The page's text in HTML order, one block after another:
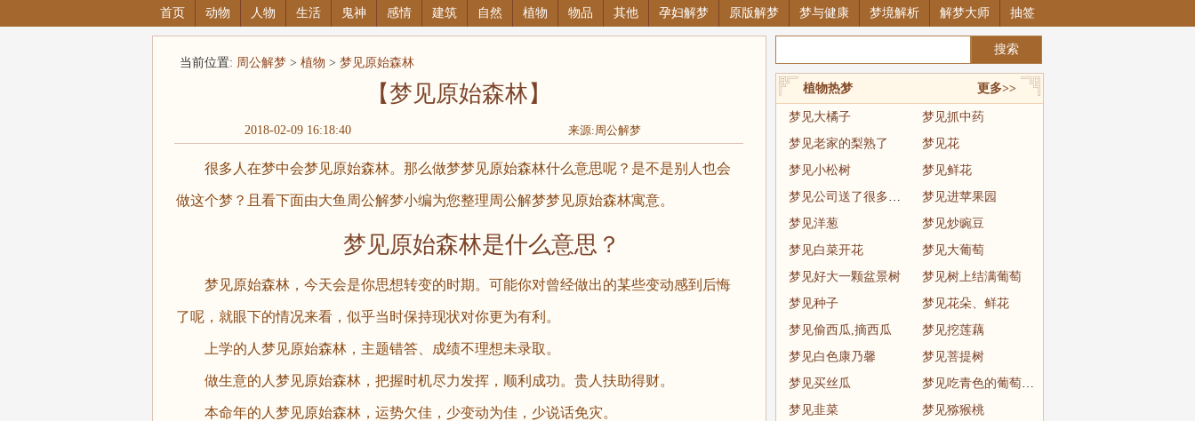
首页 动物 人物 生活 鬼神 感情 建筑 自然 植物 物品 其他 孕妇解梦 原版解梦 梦与健康 梦境解析 解梦大师 抽签
当前位置: 周公解梦> 植物 > 梦见原始森林
【梦见原始森林】
2018-02-09 16:18:40 来源:周公解梦
很多人在梦中会梦见原始森林。那么做梦梦见原始森林什么意思呢？是不是别人也会
做这个梦？且看下面由大鱼周公解梦小编为您整理周公解梦梦见原始森林寓意。
梦见原始森林是什么意思？
梦见原始森林，今天会是你思想转变的时期。可能你对曾经做出的某些变动感到后悔
了呢，就眼下的情况来看，似乎当时保持现状对你更为有利。
上学的人梦见原始森林，主题错答、成绩不理想未录取。
做生意的人梦见原始森林，把握时机尽力发挥，顺利成功。贵人扶助得财。
本命年的人梦见原始森林，运势欠佳，少变动为佳，少说话免灾。
更多>>
植物热梦
梦见大橘子
梦见抓中药
梦见老家的梨熟了
梦见花
梦见小松树
梦见鲜花
梦见公司送了很多苹果
梦见进苹果园
梦见洋葱
梦见炒豌豆
梦见白菜开花
梦见大葡萄
梦见好大一颗盆景树
梦见树上结满葡萄
梦见种子
梦见花朵、鲜花
梦见偷西瓜,摘西瓜
梦见挖莲藕
梦见白色康乃馨
梦见菩提树
梦见买丝瓜
梦见吃青色的葡萄很大
梦见韭菜
梦见猕猴桃